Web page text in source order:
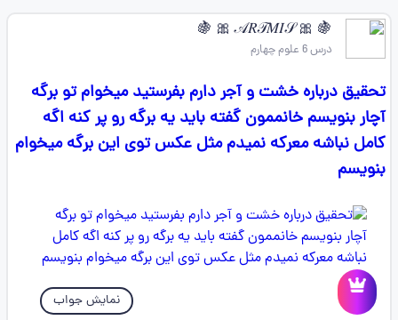
🍇 🎀 𝒜𝑅𝒯𝑀𝐼𝒮 🎀 🍇
درس 6 علوم چهارم
تحقیق درباره خشت و آجر دارم بفرستید میخوام تو برگه
آچار بنویسم خانممون گفته باید یه برگه رو پر کنه اگه
کامل نباشه معرکه نمیدم مثل عکس توی این برگه میخوام
بنویسم
نمایش جواب